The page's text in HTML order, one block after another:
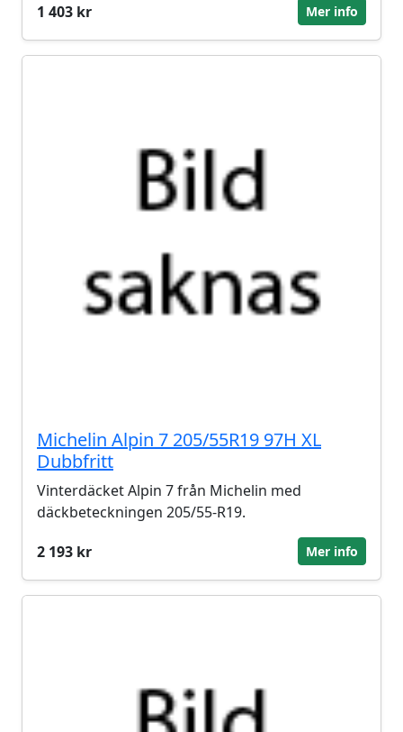
1 403 kr
Mer info
Michelin Alpin 7 205/55R19 97H XL
Dubbfritt
Vinterdäcket Alpin 7 från Michelin med
däckbeteckningen 205/55-R19.
2 193 kr
Mer info